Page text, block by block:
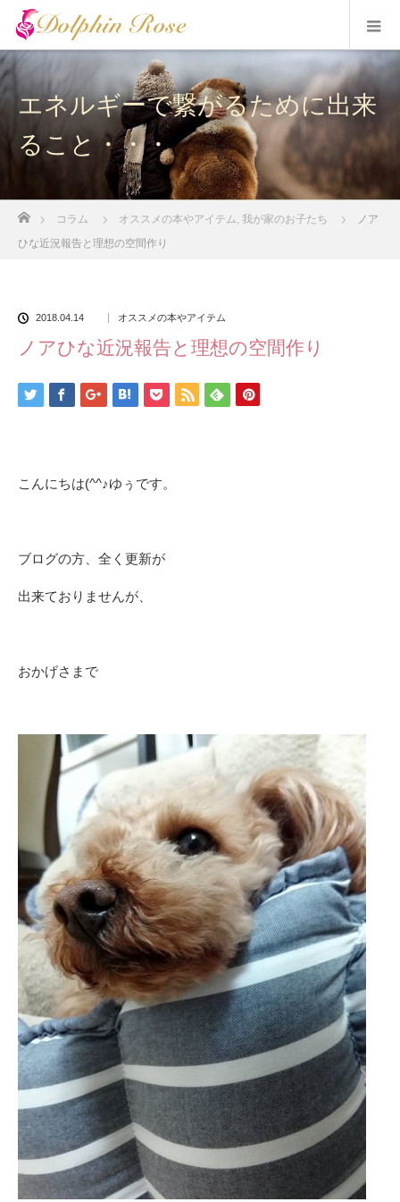
エネルギーで繋がるために出来
ること・・・
コラム オススメの本やアイテム 我が家のお子たち
ノア
ひな近況報告と理想の空間作り
2018.04.14 オススメの本やアイテム
ノアひな近況報告と理想の空間作り
こんにちは(^^♪ゆぅです。
ブログの方、全く更新が
出来ておりませんが、
おかげさまで